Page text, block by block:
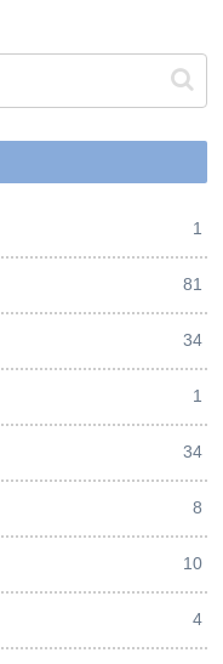
1
81
34
1
34
8
10
4